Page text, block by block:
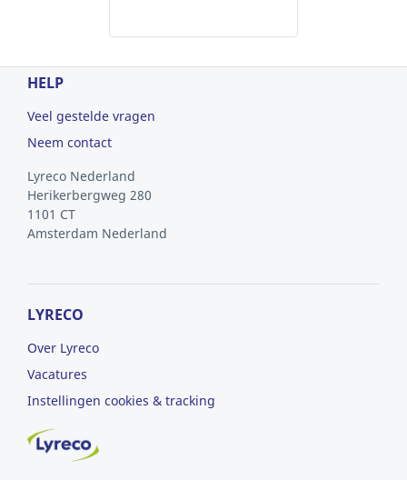
HELP
Veel gestelde vragen
Neem contact
Lyreco Nederland
Herikerbergweg 280
1101 CT
Amsterdam Nederland
LYRECO
Over Lyreco
Vacatures
Instellingen cookies & tracking